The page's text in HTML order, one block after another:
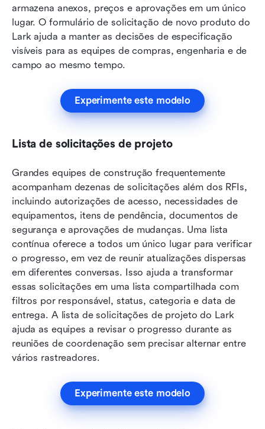
armazena anexos, preços e aprovações em um único
lugar. O formulário de solicitação de novo produto do
Lark ajuda a manter as decisões de especificação
visíveis para as equipes de compras, engenharia e de
campo ao mesmo tempo.
Experimente este modelo
Lista de solicitações de projeto
Grandes equipes de construção frequentemente
acompanham dezenas de solicitações além dos RFIs,
incluindo autorizações de acesso, necessidades de
equipamentos, itens de pendência, documentos de
segurança e aprovações de mudanças. Uma lista
contínua oferece a todos um único lugar para verificar
o progresso, em vez de reunir atualizações dispersas
em diferentes conversas. Isso ajuda a transformar
essas solicitações em uma lista compartilhada com
filtros por responsável, status, categoria e data de
entrega. A lista de solicitações de projeto do Lark
ajuda as equipes a revisar o progresso durante as
reuniões de coordenação sem precisar alternar entre
vários rastreadores.
Experimente este modelo